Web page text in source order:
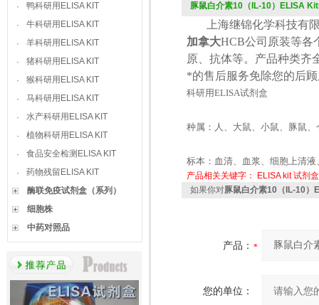
·
鸭科研用ELISA KIT
·
牛科研用ELISA KIT
·
羊科研用ELISA KIT
·
猪科研用ELISA KIT
·
猴科研用ELISA KIT
·
马科研用ELISA KIT
·
水产科研用ELISA KIT
·
植物科研用ELISA KIT
·
食品安全检测ELISA KIT
·
药物残留ELISA KIT
酶联免疫试剂盒（系列）
细胞株
中药对照品
豚鼠白介素10（IL-10）ELISA Kit
上海继锦化学科技有限
加拿大HCB公司原装等各
原、抗体等。产品种类齐
*的售后服务免除您的后
科研用ELISA试剂盒
种属：人、大鼠、小鼠、豚鼠
标本：血清、血浆、细胞上清
产品相关关键字： ELISA kit 试剂盒
如果你对豚鼠白介素10（IL-10）
产品：
您的单位：